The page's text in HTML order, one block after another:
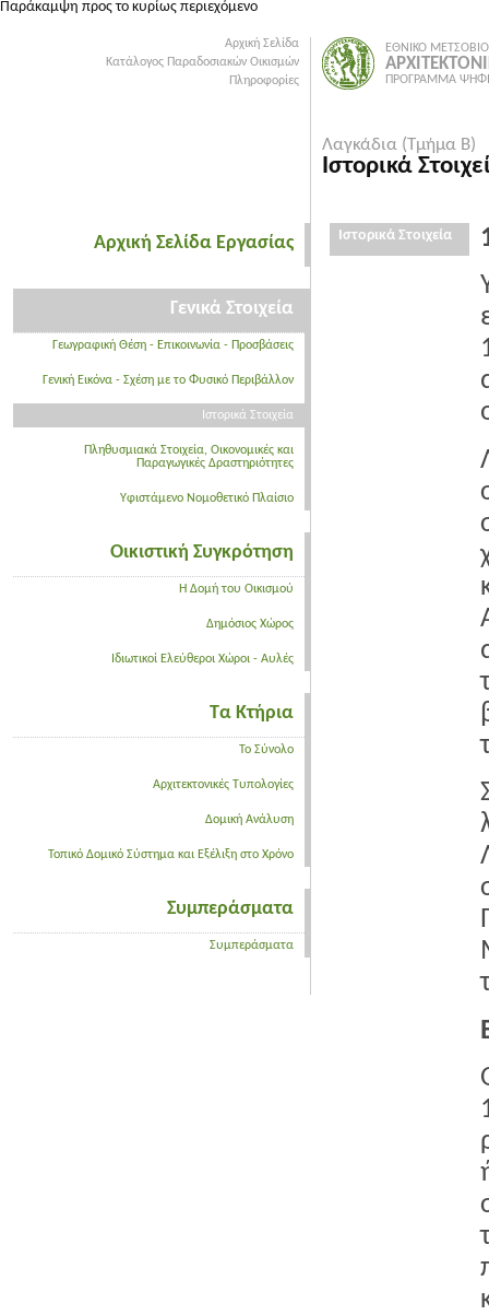
Παράκαμψη προς το κυρίως περιεχόμενο
Αρχική Σελίδα
Κατάλογος Παραδοσιακών Οικισμών
Πληροφορίες
Αρχική Σελίδα Εργασίας
Γενικά Στοιχεία
Γεωγραφική Θέση - Επικοινωνία - Προσβάσεις
Γενική Εικόνα - Σχέση με το Φυσικό Περιβάλλον
Ιστορικά Στοιχεία
Πληθυσμιακά Στοιχεία, Οικονομικές και
Παραγωγικές Δραστηριότητες
Υφιστάμενο Νομοθετικό Πλαίσιο
Οικιστική Συγκρότηση
Η Δομή του Οικισμού
Δημόσιος Χώρος
Ιδιωτικοί Ελεύθεροι Χώροι - Αυλές
Τα Κτήρια
Το Σύνολο
Αρχιτεκτονικές Τυπολογίες
Δομική Ανάλυση
Τοπικό Δομικό Σύστημα και Εξέλιξη στο Χρόνο
Συμπεράσματα
Συμπεράσματα
ΕΘΝΙΚΟ
ΠΡΟΓΡΑΜΜΑ
Λαγκάδια (Τμήμα Β)
Ιστορικά
Ιστορικά Στοιχεία